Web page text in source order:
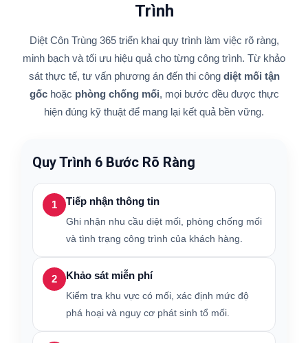
Trình
Diệt Côn Trùng 365 triển khai quy trình làm việc rõ ràng,
minh bạch và tối ưu hiệu quả cho từng công trình. Từ khảo
sát thực tế, tư vấn phương án đến thi công diệt mối tận
gốchoặc phòng chống mối, mọi bước đều được thực
hiện đúng kỹ thuật để mang lại kết quả bền vững.
Quy Trình 6 Bước Rõ Ràng
1 Tiếp nhận thông tin
Ghi nhận nhu cầu diệt mối, phòng chống mối
và tình trạng công trình của khách hàng.
2 Khảo sát miễn phí
Kiểm tra khu vực có mối, xác định mức độ
phá hoại và nguy cơ phát sinh tổ mối.